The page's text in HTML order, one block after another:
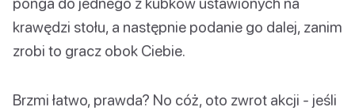
krawędzi stołu, a następnie podanie go dalej, zanim
zrobi to gracz obok Ciebie.
Brzmi łatwo, prawda? No cóż, oto zwrot akcji - jeśli